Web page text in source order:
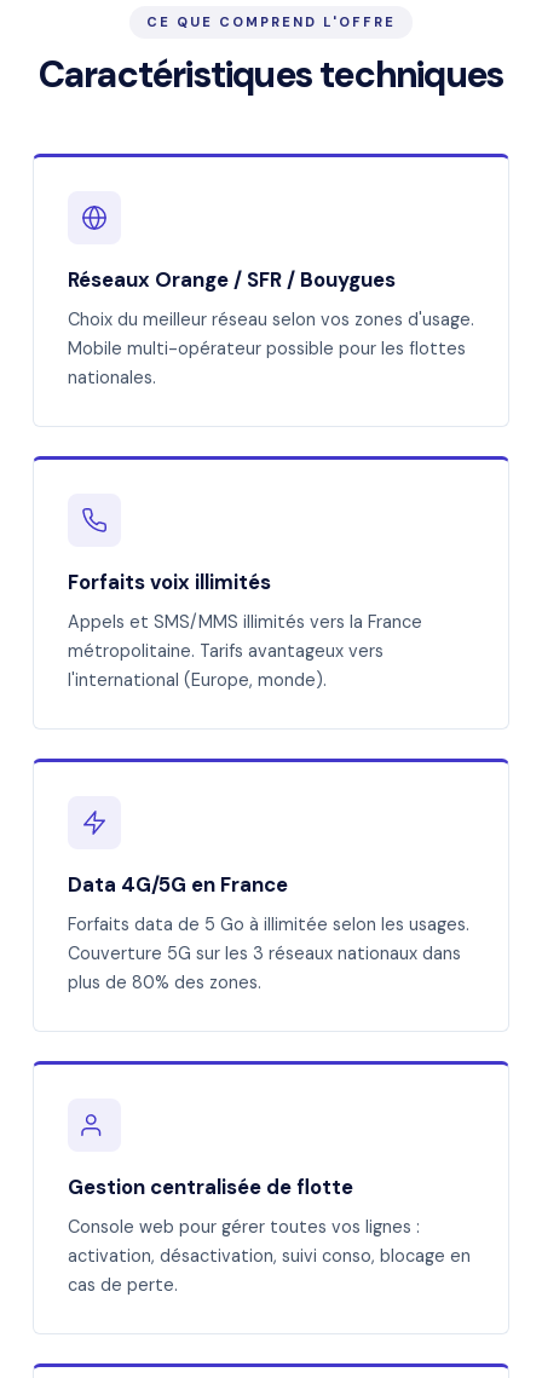
CE QUE COMPREND L'OFFRE
Caractéristiques techniques
Réseaux Orange / SFR / Bouygues
Choix du meilleur réseau selon vos zones d'usage.
Mobile multi-opérateur possible pour les flottes
nationales.
Forfaits voix illimités
Appels et SMS/MMS illimités vers la France
métropolitaine. Tarifs avantageux vers
l'international (Europe, monde).
Data 4G/5G en France
Forfaits data de 5 Go à illimitée selon les usages.
Couverture 5G sur les 3 réseaux nationaux dans
plus de 80% des zones.
Gestion centralisée de flotte
Console web pour gérer toutes vos lignes :
activation, désactivation, suivi conso, blocage en
cas de perte.